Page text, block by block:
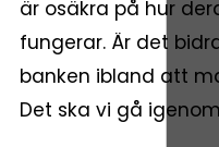
är osäkra på hur
fungerar. Är det
banken ibland att
Det ska vi gå